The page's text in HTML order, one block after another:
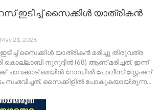
ഇടിച്ച് സൈക്കിൾ യാത്രികൻ
May 21, 2026
സൈക്കിൾ യാത്രികൻ മരിച്ചു തിരുവത്ര
കൊല്ലാബി നൂറുദ്ദീൻ (68) ആണ് മരിച്ചത്. ഇന്ന്
ചാവക്കാട് മെയിൻ റോഡിൽ പോലീസ് സ്റ്റേഷന്
സൈക്കിളിൽ പോകുകയായിരുന്ന…